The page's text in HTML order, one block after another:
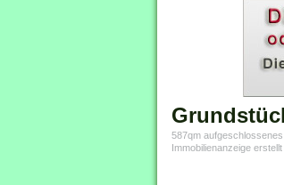
587qm
Immobilienanzeige